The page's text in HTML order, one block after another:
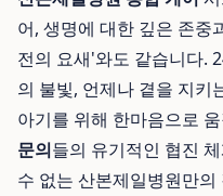
어, 생명에 대한 깊은 존중
전의 요새'와도 같습니다.
의 불빛, 언제나 곁을 지키
아기를 위해 한마음으로
문의들의 유기적인 협진
수 없는 산본제일병원만